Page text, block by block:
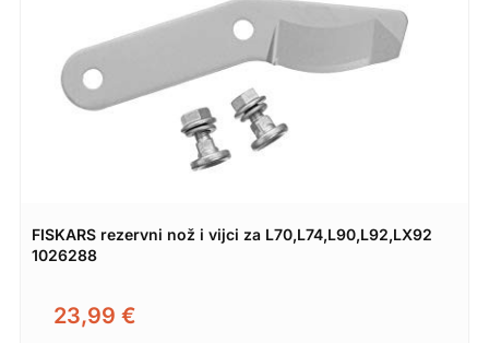
FISKARS rezervni nož i vijci za L70,L74,L90,L92,LX92
1026288
23,99 €